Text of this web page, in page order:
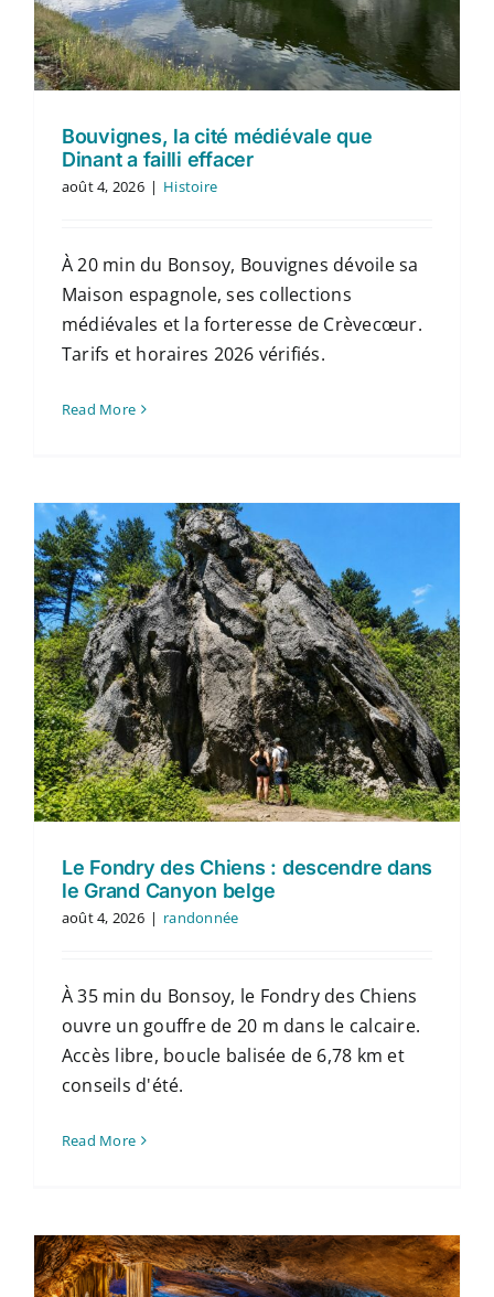
Contact
Français
Bouvignes, la cité médiévale que
Dinant a failli effacer
août 4, 2026 | Histoire
À 20 min du Bonsoy, Bouvignes dévoile sa
Maison espagnole, ses collections
médiévales et la forteresse de Crèvecœur.
Tarifs et horaires 2026 vérifiés.
Read More
Le Fondry des Chiens : descendre dans
le Grand Canyon belge
août 4, 2026 | randonnée
À 35 min du Bonsoy, le Fondry des Chiens
ouvre un gouffre de 20 m dans le calcaire.
Accès libre, boucle balisée de 6,78 km et
conseils d'été.
Read More